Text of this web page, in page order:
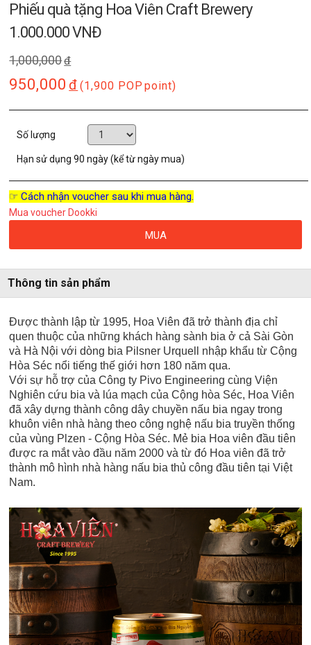
Phiếu quà tặng Hoa Viên Craft Brewery
1.000.000 VNĐ
1,000,000đ
950,000 đ (1,900 POP point)
Số lượng
Hạn sử dụng90 ngày (kể từ ngày mua)
☞ Cách nhận voucher sau khi mua hàng.
Mua voucher Dookki
MUA
Thông tin sản phẩm
Được thành lập từ 1995, Hoa Viên đã trở thành địa chỉ
quen thuộc của những khách hàng sành bia ở cả Sài Gòn
và Hà Nội với dòng bia Pilsner Urquell nhập khẩu từ Cộng
Hòa Séc nổi tiếng thế giới hơn 180 năm qua.
Với sự hỗ trợ của Công ty Pivo Engineering cùng Viện
Nghiên cứu bia và lúa mạch của Cộng hòa Séc, Hoa Viên
đã xây dựng thành công dây chuyền nấu bia ngay trong
khuôn viên nhà hàng theo công nghệ nấu bia truyền thống
của vùng Plzen - Cộng Hòa Séc. Mẻ bia Hoa viên đầu tiên
được ra mắt vào đầu năm 2000 và từ đó Hoa viên đã trở
thành mô hình nhà hàng nấu bia thủ công đầu tiên tại Việt
Nam.